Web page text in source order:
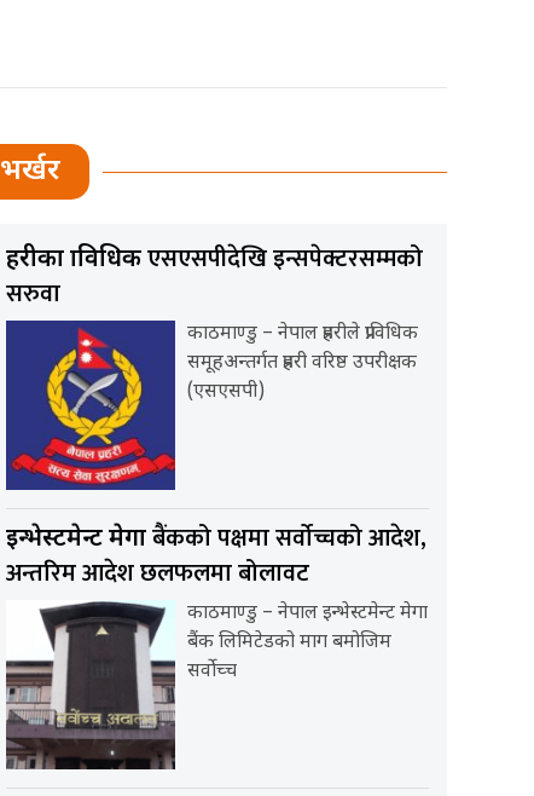
भर्खर
प्रहरीका प्राविधिकएसएसपीदेखि इन्सपेक्टरसम्मको
सरुवा
काठमाण्डु – नेपाल प्रहरीले प्राविधिक
समूहअन्तर्गत प्रहरी वरिष्ठ उपरीक्षक
(एसएसपी)
इन्भेस्टमेन्ट मेगाबैंकको पक्षमा सर्वाेच्चको आदेश,
अन्तरिम आदेश छलफलमा बोलावट
काठमाण्डु – नेपाल इन्भेस्टमेन्ट मेगा
बैंक लिमिटेडको माग बमोजिम
सर्वोच्च